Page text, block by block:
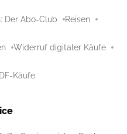
Der Abo-Club Reisen
Widerruf digitaler Käufe
Käufe